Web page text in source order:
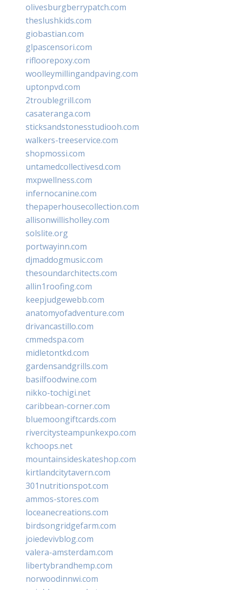
olivesburgberrypatch.com
theslushkids.com
giobastian.com
glpascensori.com
rifloorepoxy.com
woolleymillingandpaving.com
uptonpvd.com
2troublegrill.com
casateranga.com
sticksandstonesstudiooh.com
walkers-treeservice.com
shopmossi.com
untamedcollectivesd.com
mxpwellness.com
infernocanine.com
thepaperhousecollection.com
allisonwillisholley.com
solslite.org
portwayinn.com
djmaddogmusic.com
thesoundarchitects.com
allin1roofing.com
keepjudgewebb.com
anatomyofadventure.com
drivancastillo.com
cmmedspa.com
midletontkd.com
gardensandgrills.com
basilfoodwine.com
nikko-tochigi.net
caribbean-corner.com
bluemoongiftcards.com
rivercitysteampunkexpo.com
kchoops.net
mountainsideskateshop.com
kirtlandcitytavern.com
301nutritionspot.com
ammos-stores.com
loceanecreations.com
birdsongridgefarm.com
joiedevivblog.com
valera-amsterdam.com
libertybrandhemp.com
norwoodinnwi.com